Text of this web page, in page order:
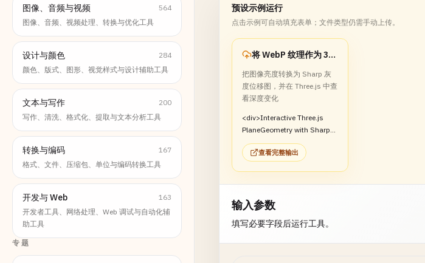
图像、音频与视频
564
图像、音频、视频处理、转换与优化工具
设计与颜色
284
颜色、版式、图形、视觉样式与设计辅助工具
文本与写作
200
写作、清洗、格式化、提取与文本分析工具
转换与编码
167
格式、文件、压缩包、单位与编码转换工具
开发与 Web
163
开发者工具、网络处理、Web 调试与自动化辅
助工具
专题
预设示例运行
点击示例可自动填充表单；文件类型仍需手动上传。
将 WebP 纹理作为 3D 浮雕检查
把图像亮度转换为 Sharp 灰
度位移图，并在 Three.js 中查
看深度变化
<div>Interactive Three.js
PlaneGeometry with Sharp
grayscale displacement
map.</div>
查看完整输出
输入参数
填写必要字段后运行工具。